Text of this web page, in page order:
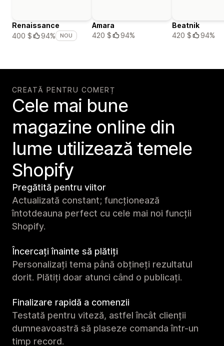
Renaissance
400 $
94% NOU
Amara
420 $
94%
Beatnik
420 $
94%
CREATĂ PENTRU COMERȚ
Cele mai bune
magazine online din
lume utilizează temele
Shopify
Pregătită pentru viitor
Actualizată constant; funcționează
întotdeauna perfect cu cele mai noi funcții
Shopify.
Încercați înainte să plătiți
Personalizați tema până obțineți rezultatul
dorit. Plătiți doar atunci când o publicați.
Finalizare rapidă a comenzii
Testată pentru viteză, astfel încât clienții
dumneavoastră să plaseze comanda într-un
timp record.